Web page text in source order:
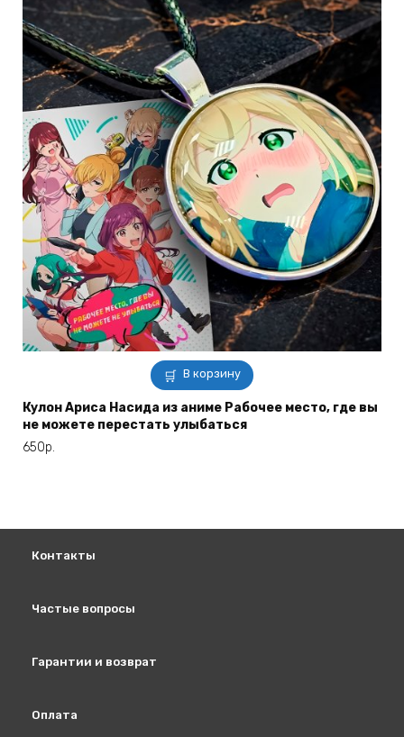
В корзину
Кулон Ариса Насида из аниме Рабочее место, где вы
не можете перестать улыбаться
650р.
Контакты
Частые вопросы
Гарантии и возврат
Оплата